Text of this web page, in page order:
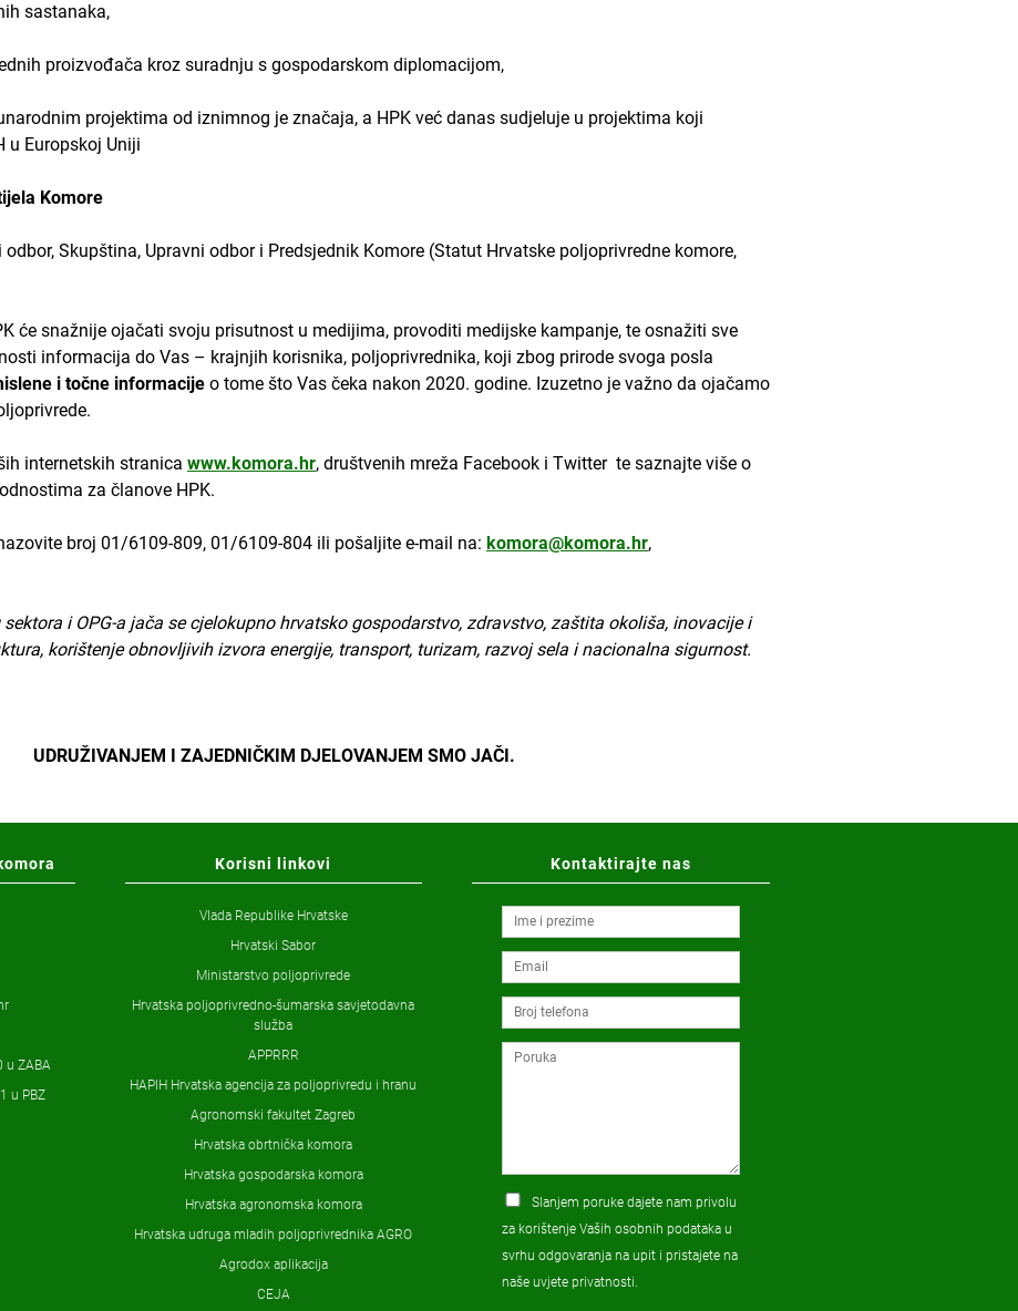
sastanaka,
proizvođača kroz suradnju s gospodarskom diplomacijom,
projektima od iznimnog je značaja, a HPK već danas sudjeluje u projektima koji
u Europskoj Uniji
Komore
Skupština, Upravni odbor i Predsjednik Komore (Statut Hrvatske poljoprivredne komore,
će snažnije ojačati svoju prisutnost u medijima, provoditi medijske kampanje, te osnažiti sve
informacija do Vas – krajnjih korisnika, poljoprivrednika, koji zbog prirode svoga posla
i točne informacije o tome što Vas čeka nakon 2020. godine. Izuzetno je važno da ojačamo
internetskih stranica www.komora.hr, društvenih mreža Facebook i Twitter te saznajte više o
za članove HPK.
broj 01/6109-809, 01/6109-804 ili pošaljite e-mail na: komora@komora.hr,
i OPG-a jača se cjelokupno hrvatsko gospodarstvo, zdravstvo, zaštita okoliša, inovacije i
korištenje obnovljivih izvora energije, transport, turizam, razvoj sela i nacionalna sigurnost.
UDRUŽIVANJEM I ZAJEDNIČKIM DJELOVANJEM SMO JAČI.
u ZABA
u PBZ
Korisni linkovi
Vlada Republike Hrvatske
Hrvatski Sabor
Ministarstvo poljoprivrede
Hrvatska poljoprivredno-šumarska savjetodavna
služba
APPRRR
HAPIH Hrvatska agencija za poljoprivredu i hranu
Agronomski fakultet Zagreb
Hrvatska obrtnička komora
Hrvatska gospodarska komora
Hrvatska agronomska komora
Hrvatska udruga mladih poljoprivrednika AGRO
Agrodox aplikacija
CEJA
Kontaktirajte nas
Slanjem poruke dajete nam privolu
za korištenje Vaših osobnih podataka u
svrhu odgovaranja na upit i pristajete na
našeuvjete privatnosti